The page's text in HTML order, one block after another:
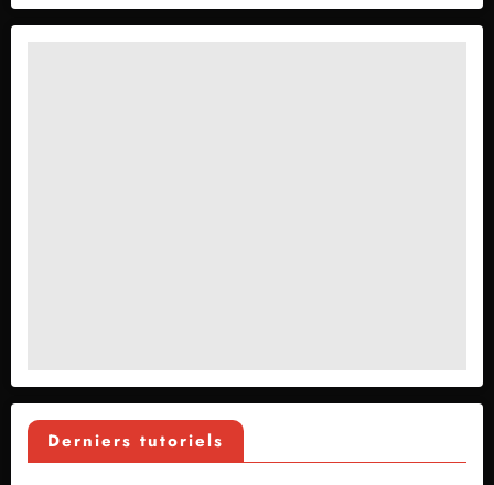
Derniers tutoriels